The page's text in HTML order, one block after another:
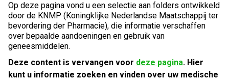
Op deze pagina vond u een selectie aan folders ontwikkeld
door de KNMP (Koningklijke Nederlandse Maatschappij ter
bevordering der Pharmacie), die informatie verschaffen
over bepaalde aandoeningen en gebruik van
geneesmiddelen.
Deze content is vervangen voor deze pagina. Hier
kunt u informatie zoeken en vinden over uw medische